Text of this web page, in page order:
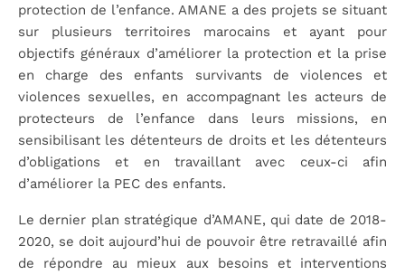
protection de l’enfance. AMANE a des projets se situant
sur plusieurs territoires marocains et ayant pour
objectifs généraux d’améliorer la protection et la prise
en charge des enfants survivants de violences et
violences sexuelles, en accompagnant les acteurs de
protecteurs de l’enfance dans leurs missions, en
sensibilisant les détenteurs de droits et les détenteurs
d’obligations et en travaillant avec ceux-ci afin
d’améliorer la PEC des enfants.
Le dernier plan stratégique d’AMANE, qui date de 2018-
2020, se doit aujourd’hui de pouvoir être retravaillé afin
de répondre au mieux aux besoins et interventions